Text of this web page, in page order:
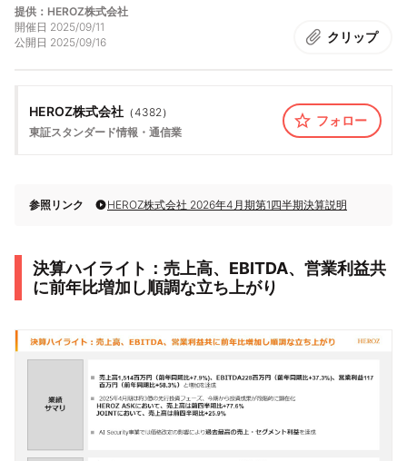
提供：HEROZ株式会社
開催日 2025/09/11
公開日 2025/09/16 クリップ
HEROZ株式会社 （4382）
東証スタンダード情報・通信業
フォロー
参照リンク HEROZ株式会社 2026年4月期第1四半期決算説明
決算ハイライト：売上高、EBITDA、営業利益共
に前年比増加し順調な立ち上がり